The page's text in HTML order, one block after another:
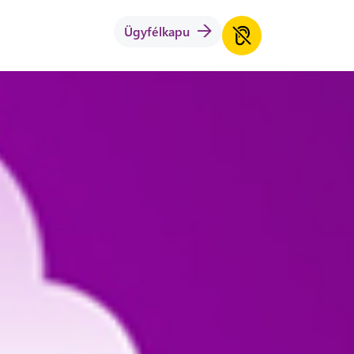
Ügyfélkapu